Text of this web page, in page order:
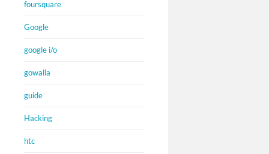
foursquare
Google
google i/o
gowalla
guide
Hacking
htc